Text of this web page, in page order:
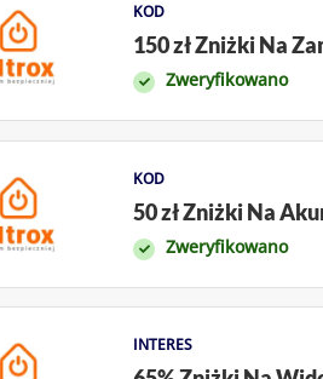
KOD
150 zł Zniżki Na
Zweryfikowano
KOD
50 zł Zniżki Na
Zweryfikowano
INTERES